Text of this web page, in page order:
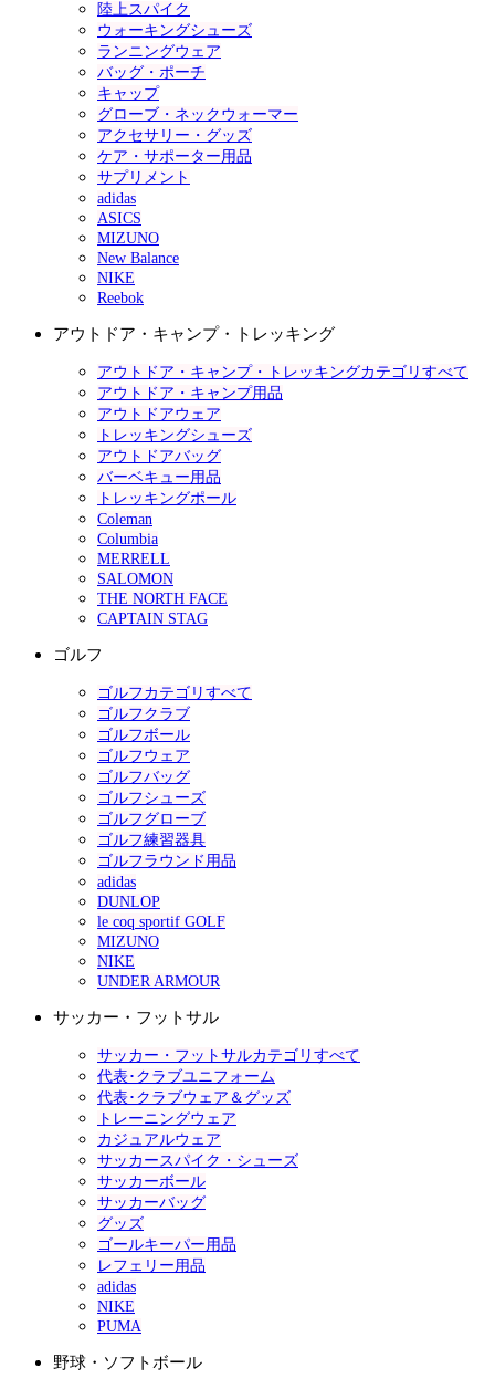
陸上スパイク
ウォーキングシューズ
ランニングウェア
バッグ・ポーチ
キャップ
グローブ・ネックウォーマー
アクセサリー・グッズ
ケア・サポーター用品
サプリメント
adidas
ASICS
MIZUNO
New Balance
NIKE
Reebok
アウトドア・キャンプ・トレッキング
アウトドア・キャンプ・トレッキングカテゴリすべて
アウトドア・キャンプ用品
アウトドアウェア
トレッキングシューズ
アウトドアバッグ
バーベキュー用品
トレッキングポール
Coleman
Columbia
MERRELL
SALOMON
THE NORTH FACE
CAPTAIN STAG
ゴルフ
ゴルフカテゴリすべて
ゴルフクラブ
ゴルフボール
ゴルフウェア
ゴルフバッグ
ゴルフシューズ
ゴルフグローブ
ゴルフ練習器具
ゴルフラウンド用品
adidas
DUNLOP
le coq sportif GOLF
MIZUNO
NIKE
UNDER ARMOUR
サッカー・フットサル
サッカー・フットサルカテゴリすべて
代表･クラブユニフォーム
代表･クラブウェア＆グッズ
トレーニングウェア
カジュアルウェア
サッカースパイク・シューズ
サッカーボール
サッカーバッグ
グッズ
ゴールキーパー用品
レフェリー用品
adidas
NIKE
PUMA
野球・ソフトボール